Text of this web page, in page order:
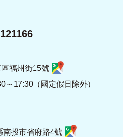
福州街15號
～17:30（國定假日除外）
南投市省府路4號